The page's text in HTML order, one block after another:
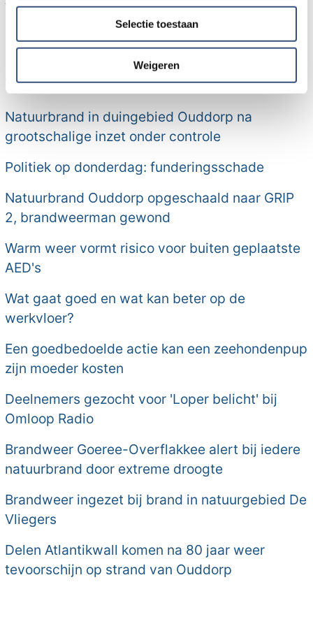
partners kunnen deze gegevens combineren met andere
informatie die u aan ze heeft verstrekt of die ze hebben
verzameld op basis van uw gebruik van hun services.
Selectie toestaan
Weigeren
www.visitgo.nl/nl/agenda.
Meer nieuws van Goeree-
Overflakkee:
Natuurbrand in duingebied Ouddorp na
grootschalige inzet onder controle
Politiek op donderdag: funderingsschade
Natuurbrand Ouddorp opgeschaald naar GRIP
2, brandweerman gewond
Warm weer vormt risico voor buiten geplaatste
AED's
Wat gaat goed en wat kan beter op de
werkvloer?
Een goedbedoelde actie kan een zeehondenpup
zijn moeder kosten
Deelnemers gezocht voor 'Loper belicht' bij
Omloop Radio
Brandweer Goeree-Overflakkee alert bij iedere
natuurbrand door extreme droogte
Brandweer ingezet bij brand in natuurgebied De
Vliegers
Delen Atlantikwall komen na 80 jaar weer
tevoorschijn op strand van Ouddorp